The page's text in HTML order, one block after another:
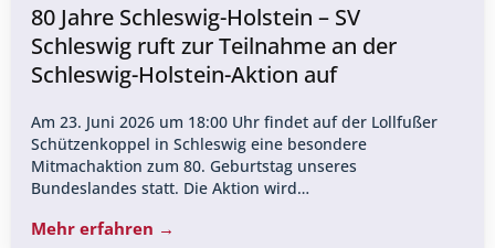
80 Jahre Schleswig-Holstein – SV
Schleswig ruft zur Teilnahme an der
Schleswig-Holstein-Aktion auf
Am 23. Juni 2026 um 18:00 Uhr findet auf der Lollfußer
Schützenkoppel in Schleswig eine besondere
Mitmachaktion zum 80. Geburtstag unseres
Bundeslandes statt. Die Aktion wird…
Mehr erfahren →